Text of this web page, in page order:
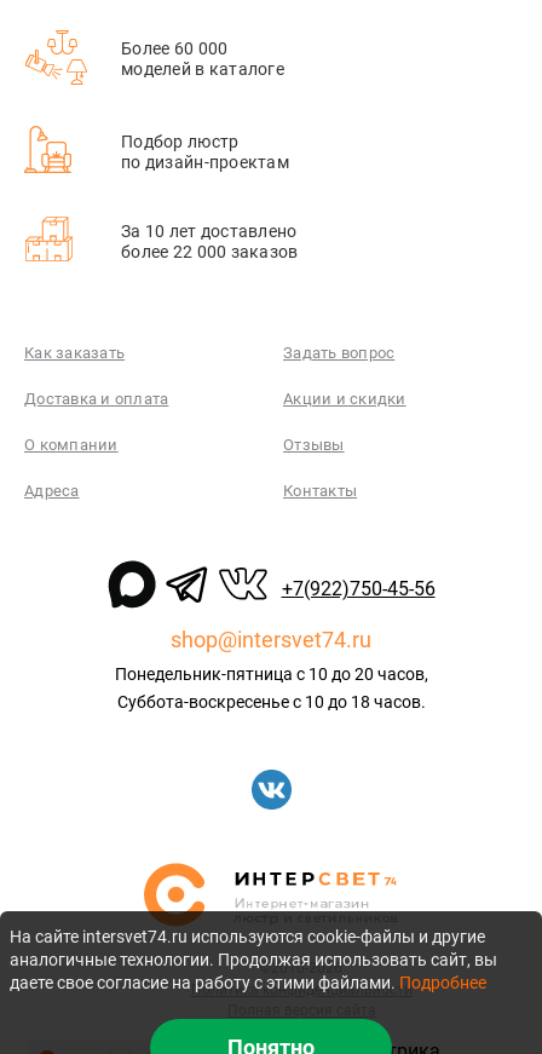
Более 60 000
моделей в каталоге
Подбор люстр
по дизайн-проектам
За 10 лет доставлено
более 22 000 заказов
Как заказать Задать вопрос
Доставка и оплата Акции и скидки
О компании Отзывы
Адреса Контакты
+7(922)750-45-56
shop@intersvet74.ru
Понедельник-пятница с 10 до 20 часов,
Суббота-воскресенье с 10 до 18 часов.
©2010-2026
Политика конфиденциальности
На сайте intersvet74.ru используются cookie-файлы и другие
аналогичные технологии. Продолжая использовать сайт, вы
даете свое согласие на работу с этими файлами. Подробнее
Понятно